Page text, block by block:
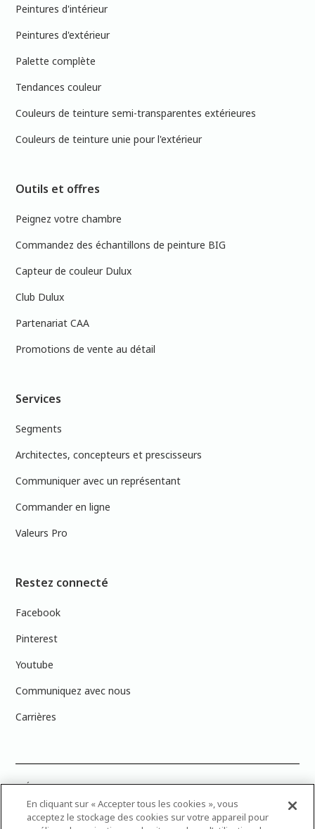
Peintures d'intérieur
Peintures d'extérieur
Palette complète
Tendances couleur
Couleurs de teinture semi-transparentes extérieures
Couleurs de teinture unie pour l'extérieur
Outils et offres
Peignez votre chambre
Commandez des échantillons de peinture BIG
Capteur de couleur Dulux
Club Dulux
Partenariat CAA
Promotions de vente au détail
Services
Segments
Architectes, concepteurs et prescisseurs
Communiquer avec un représentant
Commander en ligne
Valeurs Pro
Restez connecté
Facebook
Pinterest
Youtube
Communiquez avec nous
Carrières
PRÉCISION DES COULEURS : Veuillez noter que les couleurs affichées à
l’écran peuvent ne pas correspondre exactement aux couleurs de
peinture réelles en raison des variations de calibration des écrans.
Vous pouvez apporter les numéros d’échantillons de couleur de
En cliquant sur « Accepter tous les cookies », vous
acceptez le stockage des cookies sur votre appareil pour